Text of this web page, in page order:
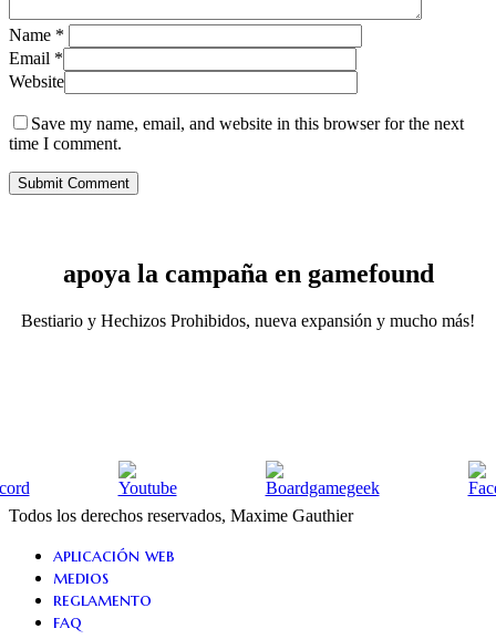
Name *
Email *
Website
Save my name, email, and website in this browser for the next
time I comment.
apoya la campaña en gamefound
Bestiario y Hechizos Prohibidos, nueva expansión y mucho más!
Todos los derechos reservados, Maxime Gauthier
Close
Menu
aplicación web
medios
reglamento
faq